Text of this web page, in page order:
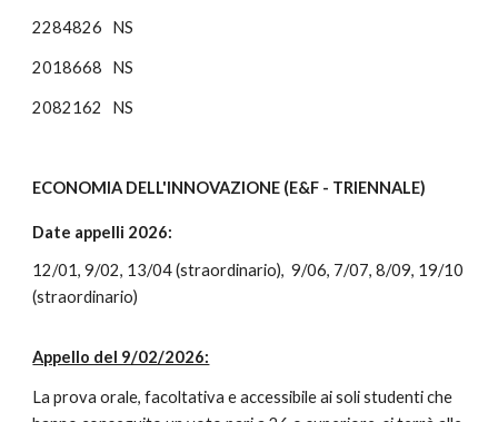
2284826 NS
2018668 NS
2082162 NS
ECONOMIA DELL'INNOVAZIONE (E&F - TRIENNALE)
Date appelli 2026:
12/01, 9/02, 13/04 (straordinario), 9/06, 7/07, 8/09, 19/10
(straordinario)
Appello del 9/02/2026:
La prova orale, facoltativa e accessibile ai soli studenti che